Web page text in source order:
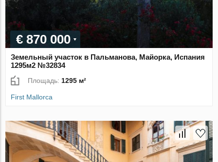
€ 870 000
Земельный участок в Пальманова, Майорка, Испания
1295м2 №32834
Площадь: 1295 м²
First Mallorca